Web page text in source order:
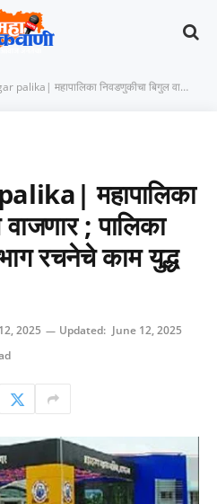
निवडणुकीचा बिगुल वाजणार ; पालिका प्रशासनाकडून प्रभाग रचनेचे काम युद्ध पातळीवर सुरु..!
महापालिका
; पालिका
रचनेचे काम युद्ध
2025 Updated: June 12, 2025